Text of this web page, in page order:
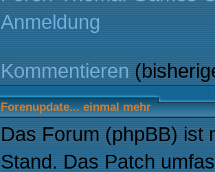
Anmeldung
Kommentieren
Forenupdate... einmal mehr
Das Forum (phpBB) ist
Stand. Das Patch